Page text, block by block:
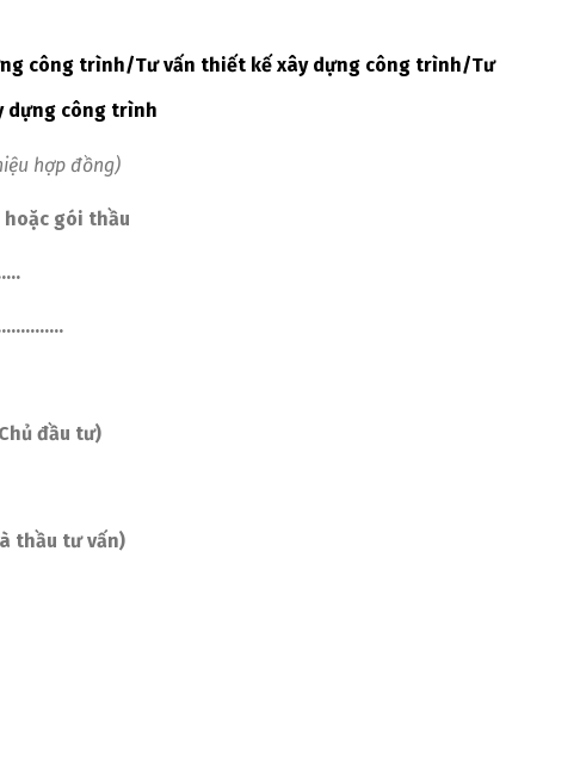
công trình/Tư vấn thiết kế xây dựng công trình/Tư
dựng công trình
hợp đồng)
gói thầu
đầu tư)
thầu tư vấn)